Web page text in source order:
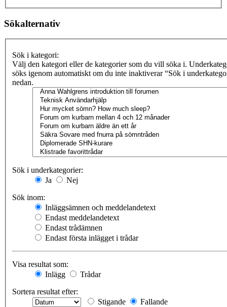
Sökalternativ
Sök i kategori:
Välj den kategori eller de kategorier som du vill söka i.
söks igenom automatiskt om du inte inaktiverar “Sök i
nedan.
Sök i underkategorier:
Ja
Nej
Sök inom:
Inläggsämnen och meddelandetext
Endast meddelandetext
Endast trådämnen
Endast första inlägget i trådar
Visa resultat som:
Inlägg
Trådar
Sortera resultat efter:
Stigande
Fallande